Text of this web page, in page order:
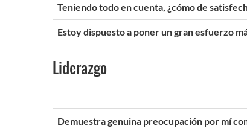
Teniendo todo en cuenta, ¿cómo de
Estoy dispuesto a poner un gran esfuerzo
Liderazgo
Demuestra genuina preocupación por mí